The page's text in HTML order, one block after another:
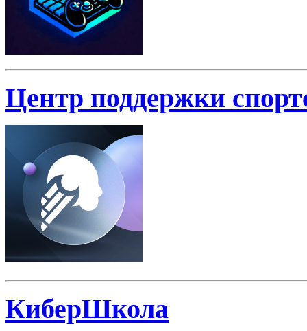
Центр поддержки
КиберШкола